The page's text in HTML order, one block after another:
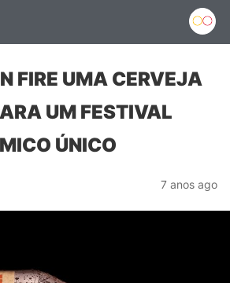
FIRE UMA CERVEJA
UM FESTIVAL
ÚNICO
7 anos ago